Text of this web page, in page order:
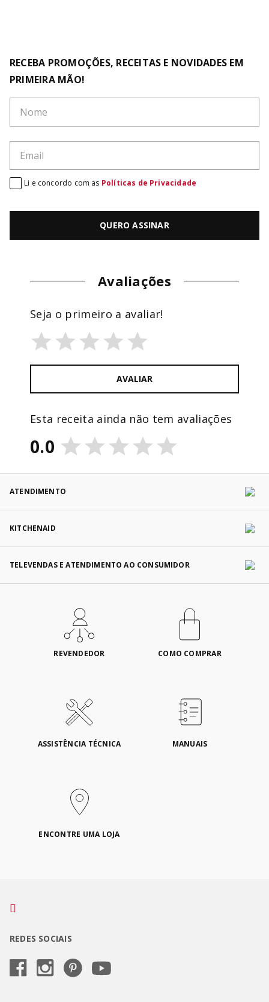
RECEBA PROMOÇÕES, RECEITAS E NOVIDADES EM
PRIMEIRA MÃO!
QUERO ASSINAR
Li e concordo com as Políticas de Privacidade
Avaliações
Esta receita ainda não tem avaliações
0.0
Seja o primeiro a avaliar!
AVALIAR
ATENDIMENTO
KITCHENAID
TELEVENDAS E ATENDIMENTO AO CONSUMIDOR
REVENDEDOR COMO COMPRAR
ASSISTÊNCIA TÉCNICA MANUAIS
ENCONTRE UMA LOJA
REDES SOCIAIS